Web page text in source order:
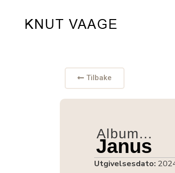
Tilbake
Album...
Janus
Utgivelsesdato: